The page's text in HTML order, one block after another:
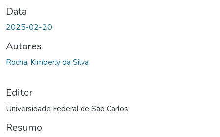
Data
2025-02-20
Autores
Rocha, Kimberly da Silva
Editor
Universidade Federal de São Carlos
Resumo